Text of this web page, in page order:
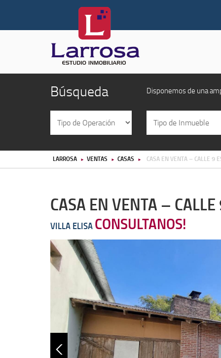
Búsqueda Disponemos de una
LARROSA ► VENTAS ► CASAS ► CASA EN VENTA – CALLE 9
CASA EN VENTA –
VILLA ELISACONSULTANOS!